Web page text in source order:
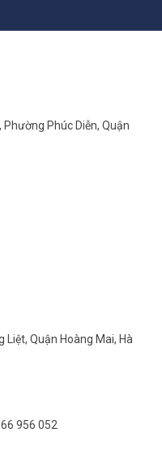
Phúc Diễn, Quận
Liệt, Quận Hoàng Mai, Hà
956 052